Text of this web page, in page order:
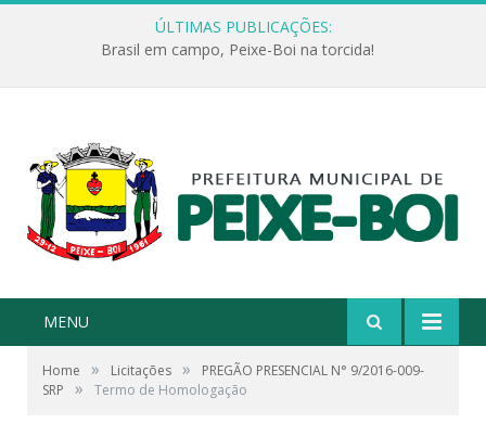
ÚLTIMAS PUBLICAÇÕES:
Brasil em campo, Peixe-Boi na torcida!
MENU
Home » Licitações »
PREGÃO PRESENCIAL N° 9/2016-009-
SRP
» Termo de Homologação